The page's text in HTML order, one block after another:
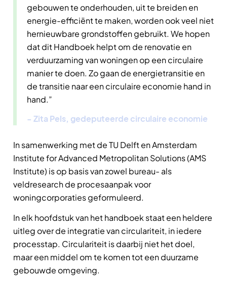
gebouwen te onderhouden, uit te breiden en
energie-efficiënt te maken, worden ook veel niet
hernieuwbare grondstoffen gebruikt. We hopen
dat dit Handboek helpt om de renovatie en
verduurzaming van woningen op een circulaire
manier te doen. Zo gaan de energietransitie en
de transitie naar een circulaire economie hand in
hand.”
- Zita Pels, gedeputeerde circulaire economie
In samenwerking met de TU Delft en Amsterdam
Institute for Advanced Metropolitan Solutions (AMS
Institute) is op basis van zowel bureau- als
veldresearch de procesaanpak voor
woningcorporaties geformuleerd.
In elk hoofdstuk van het handboek staat een heldere
uitleg over de integratie van circulariteit, in iedere
processtap. Circulariteit is daarbij niet het doel,
maar een middel om te komen tot een duurzame
gebouwde omgeving.